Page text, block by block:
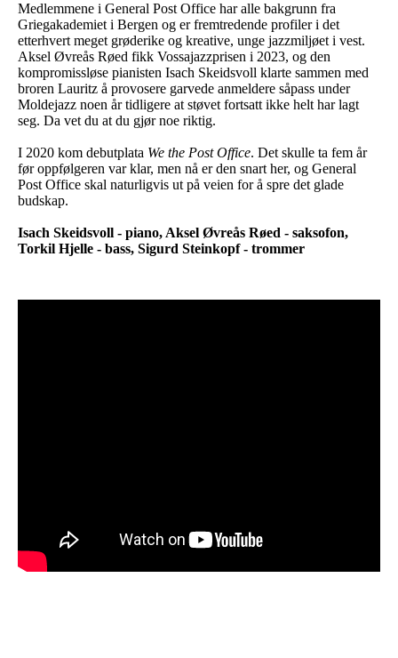
Medlemmene i General Post Office har alle bakgrunn fra
Griegakademiet i Bergen og er fremtredende profiler i det
etterhvert meget grøderike og kreative, unge jazzmiljøet i vest.
Aksel Øvreås Røed fikk Vossajazzprisen i 2023, og den
kompromissløse pianisten Isach Skeidsvoll klarte sammen med
broren Lauritz å provosere garvede anmeldere såpass under
Moldejazz noen år tidligere at støvet fortsatt ikke helt har lagt
seg. Da vet du at du gjør noe riktig.
I 2020 kom debutplata We the Post Office. Det skulle ta fem år
før oppfølgeren var klar, men nå er den snart her, og General
Post Office skal naturligvis ut på veien for å spre det glade
budskap.
Isach Skeidsvoll - piano, Aksel Øvreås Røed - saksofon,
Torkil Hjelle - bass, Sigurd Steinkopf - trommer